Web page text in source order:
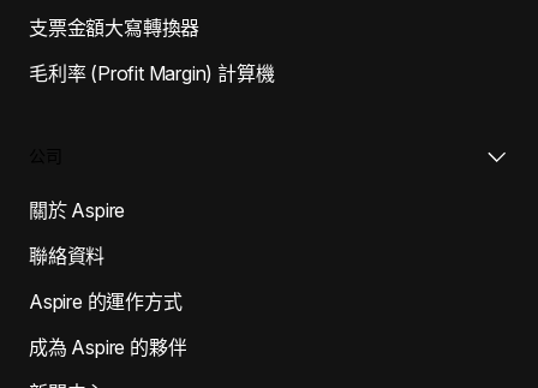
支票金額大寫轉換器
毛利率 (Profit Margin) 計算機
關於 Aspire
聯絡資料
Aspire 的運作方式
成為 Aspire 的夥伴